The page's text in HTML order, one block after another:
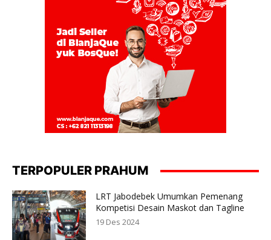
TERPOPULER PRAHUM
LRT Jabodebek Umumkan Pemenang
Kompetisi Desain Maskot dan Tagline
19 Des 2024